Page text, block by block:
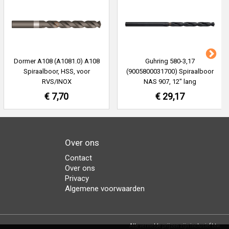
Dormer A108 (A1081.0) A108
Spiraalboor, HSS, voor
RVS/INOX
€ 7,70
Guhring 580-3,17
(9005800031700) Spiraalboor
NAS 907, 12" lang
€ 29,17
Over ons
Contact
Over ons
Privacy
Algemene voorwaarden
Alle vermelde prijzen zijn inclusief btw.